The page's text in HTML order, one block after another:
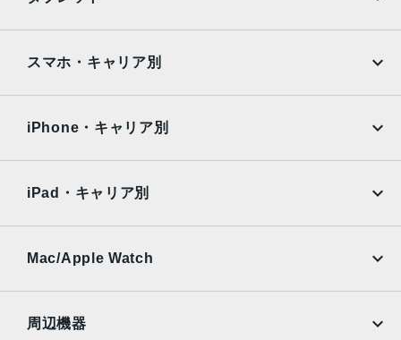
AQUOS
OPPO Android
Surface
Xiaomi Tablet
スマホ・キャリア別
Ymobile
UQmobile
iPhone・キャリア別
Ymobile
UQmobile
iPad・キャリア別
Mac/Apple Watch
周辺機器